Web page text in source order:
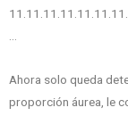
Ahora solo queda
proporción áurea, le